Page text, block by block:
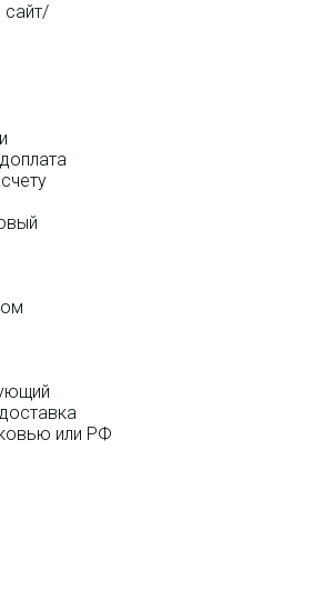
сайт/
или РФ